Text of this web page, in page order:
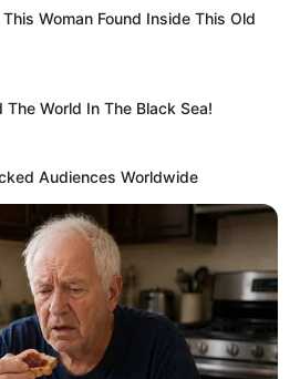
Woman Found Inside This Old
World In The Black Sea!
Audiences Worldwide